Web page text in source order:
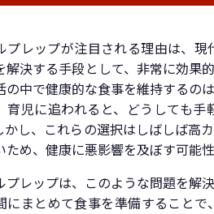
プレップが注目される理由は、
解決する手段として、非常に効果
の中で健康的な食事を維持するの
育児に追われると、どうしても
かし、これらの選択はしばしば高
ため、健康に悪影響を及ぼす可能性
プレップは、このような問題を解
にまとめて食事を準備すること